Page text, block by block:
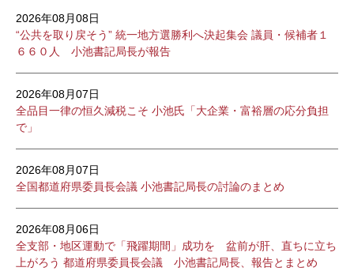
2026年08月08日
“公共を取り戻そう” 統一地方選勝利へ決起集会 議員・候補者１
６６０人 小池書記局長が報告
2026年08月07日
全品目一律の恒久減税こそ 小池氏「大企業・富裕層の応分負担
で」
2026年08月07日
全国都道府県委員長会議 小池書記局長の討論のまとめ
2026年08月06日
全支部・地区運動で「飛躍期間」成功を 盆前が肝、直ちに立ち
上がろう 都道府県委員長会議 小池書記局長、報告とまとめ